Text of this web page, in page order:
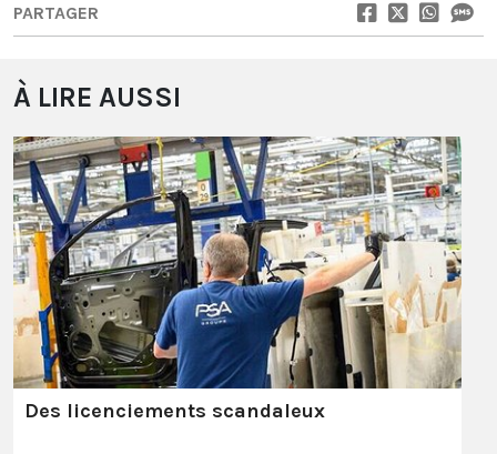
PARTAGER
À LIRE AUSSI
Des licenciements scandaleux